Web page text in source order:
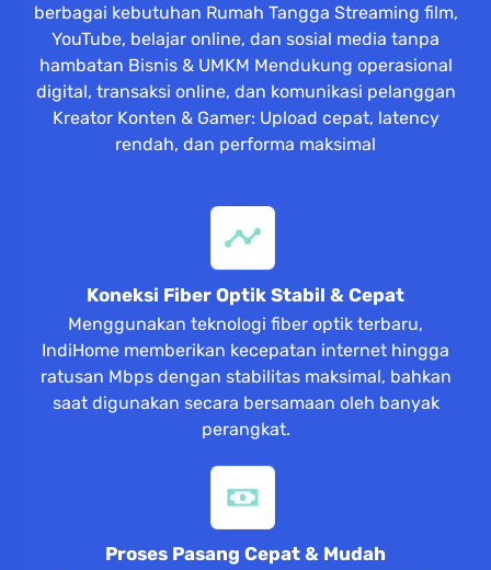
berbagai kebutuhan Rumah Tangga Streaming film,
YouTube, belajar online, dan sosial media tanpa
hambatan Bisnis & UMKM Mendukung operasional
digital, transaksi online, dan komunikasi pelanggan
Kreator Konten & Gamer: Upload cepat, latency
rendah, dan performa maksimal
Koneksi Fiber Optik Stabil & Cepat
Menggunakan teknologi fiber optik terbaru,
IndiHome memberikan kecepatan internet hingga
ratusan Mbps dengan stabilitas maksimal, bahkan
saat digunakan secara bersamaan oleh banyak
perangkat.
Proses Pasang Cepat & Mudah